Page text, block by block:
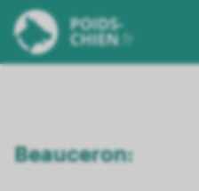
Beauceron: